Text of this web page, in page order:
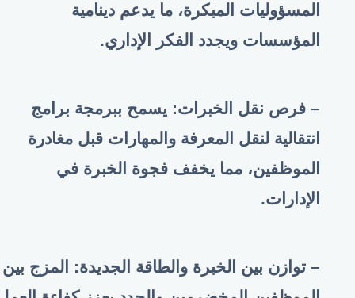
المسؤوليات المبكرة، ما يدعم دينامية
المؤسسات ويجدد الفكر الإداري.
– فرص نقل الخبرات: يسمح ببرمجة برامج
انتقالية لنقل المعرفة والمهارات قبل مغادرة
الموظفين، مما يخفف فجوة الخبرة في
الإدارات.
– توازن بين الخبرة والطاقة الجديدة: المزج بين